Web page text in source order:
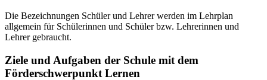
Die Bezeichnungen Schüler und Lehrer werden im Lehrplan
allgemein für Schülerinnen und Schüler bzw. Lehrerinnen und
Lehrer gebraucht.
Ziele und Aufgaben der Schule mit dem
Förderschwerpunkt Lernen